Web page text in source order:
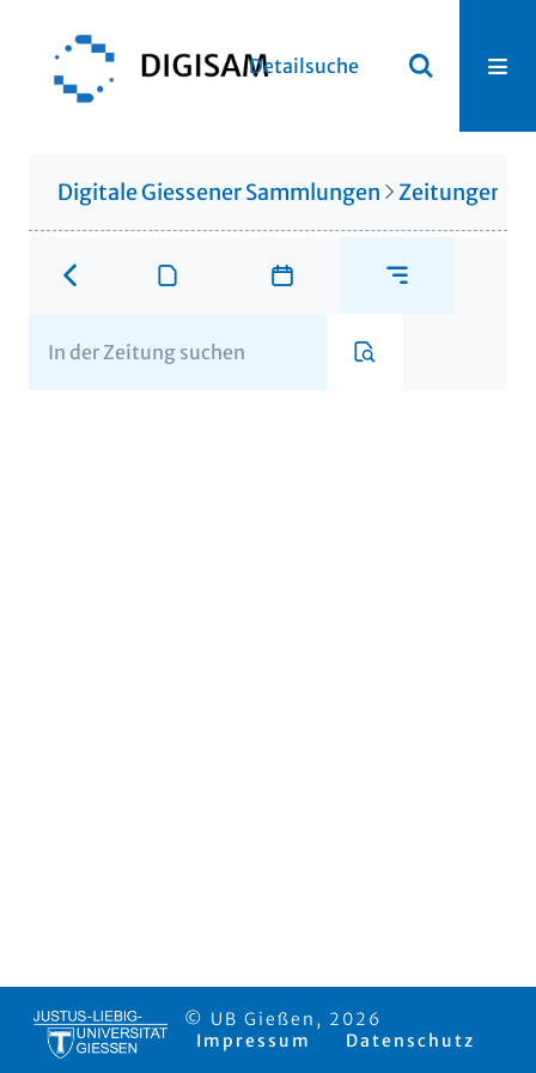
Detailsuche
Digitale Giessener Sammlungen Zeitungen
© UB Gießen, 2026
Impressum
Datenschutz